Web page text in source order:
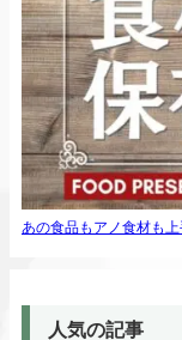
あの食品もアノ食材も
人気の記事